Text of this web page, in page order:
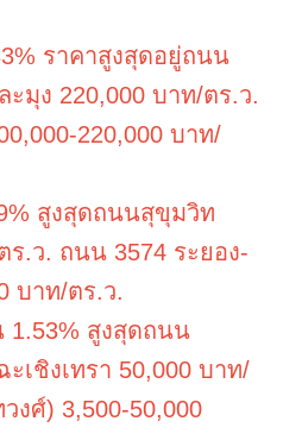
ราคาสูงสุดอยู่ถนน
มุง 220,000 บาท/ตร.ว.
220,000 บาท/
สูงสุดถนนสุขุมวิท
ร.ว. ถนน 3574 ระยอง-
บาท/ตร.ว.
1.53% สูงสุดถนน
เชิงเทรา 50,000 บาท/
งศ์) 3,500-50,000